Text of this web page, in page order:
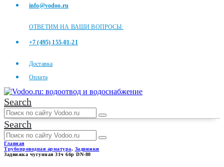
info@vodoo.ru
ОТВЕТИМ НА ВАШИ ВОПРОСЫ:
+7 (495) 155-01-21
Доставка
Оплата
Search
Search
Главная
Трубопроводная арматура, Задвижки
Задвижка чугунная 31ч 6бр DN-80